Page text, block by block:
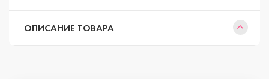
ОПИСАНИЕ ТОВАРА